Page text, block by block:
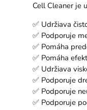
Cell Cleaner je
✅ Udržiava
✅ Podporuje
✅ Pomáha
✅ Pomáha
✅ Udržiava
✅ Podporuje
✅ Podporuje
✅ Podporuje